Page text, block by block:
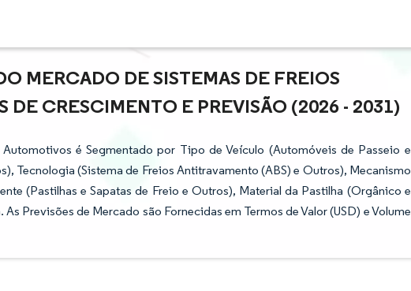
MERCADO DE SISTEMAS DE FREIOS
DE CRESCIMENTO E PREVISÃO (2026 - 2031)
é Segmentado por Tipo de Veículo (Automóveis de Passeio e
Tecnologia (Sistema de Freios Antitravamento (ABS) e Outros), Mecanismo
(Pastilhas e Sapatas de Freio e Outros), Material da Pastilha (Orgânico e
Previsões de Mercado são Fornecidas em Termos de Valor (USD) e Volume